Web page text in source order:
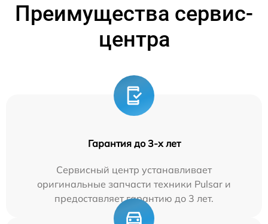
Преимущества сервис-
центра
Гарантия до 3-х лет
Сервисный центр устанавливает
оригинальные запчасти техники Pulsar и
предоставляет гарантию до 3 лет.